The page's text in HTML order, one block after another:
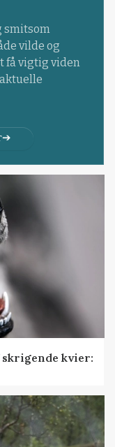
smitsom
vilde og
få vigtig viden
skrigende kvier: